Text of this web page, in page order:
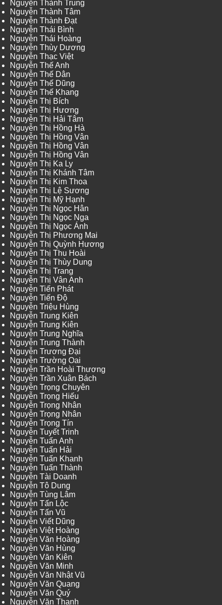
Nguyễn Thành Trung
Nguyễn Thành Tâm
Nguyễn Thành Đạt
Nguyễn Thái Bình
Nguyễn Thái Hoàng
Nguyễn Thùy Dương
Nguyễn Thạc Việt
Nguyễn Thế Anh
Nguyễn Thế Dân
Nguyễn Thế Dũng
Nguyễn Thế Khang
Nguyễn Thị Bích
Nguyễn Thị Hương
Nguyễn Thị Hải Tâm
Nguyễn Thị Hồng Hà
Nguyễn Thị Hồng Vân
Nguyễn Thị Hồng Vân
Nguyễn Thị Hồng Vân
Nguyễn Thị Ka Ly
Nguyễn Thị Khánh Tâm
Nguyễn Thị Kim Thoa
Nguyễn Thị Lệ Sương
Nguyễn Thị Mỹ Hạnh
Nguyễn Thị Ngọc Hân
Nguyễn Thị Ngọc Nga
Nguyễn Thị Ngọc Ánh
Nguyễn Thị Phương Mai
Nguyễn Thị Quỳnh Hương
Nguyễn Thị Thu Hoài
Nguyễn Thị Thùy Dung
Nguyễn Thị Trang
Nguyễn Thị Vân Anh
Nguyễn Tiến Phát
Nguyễn Tiến Độ
Nguyễn Triệu Hùng
Nguyễn Trung Kiên
Nguyễn Trung Kiên
Nguyễn Trung Nghĩa
Nguyễn Trung Thành
Nguyễn Trương Đại
Nguyễn Trường Oai
Nguyễn Trần Hoài Thương
Nguyễn Trần Xuân Bách
Nguyễn Trọng Chuyên
Nguyễn Trọng Hiếu
Nguyễn Trọng Nhân
Nguyễn Trọng Nhân
Nguyễn Trọng Tín
Nguyễn Tuyết Trinh
Nguyễn Tuấn Anh
Nguyễn Tuấn Hải
Nguyễn Tuấn Khanh
Nguyễn Tuấn Thành
Nguyễn Tài Doanh
Nguyễn Tô Dung
Nguyễn Tùng Lâm
Nguyễn Tấn Lộc
Nguyễn Tấn Vũ
Nguyễn Viết Dũng
Nguyễn Việt Hoàng
Nguyễn Văn Hoàng
Nguyễn Văn Hùng
Nguyễn Văn Kiên
Nguyễn Văn Minh
Nguyễn Văn Nhật Vũ
Nguyễn Văn Quang
Nguyễn Văn Quý
Nguyễn Văn Thanh